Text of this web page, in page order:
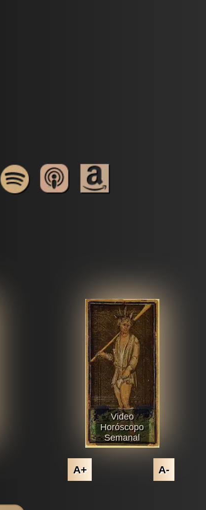
Video
Horóscopo
Semanal
A+ A-